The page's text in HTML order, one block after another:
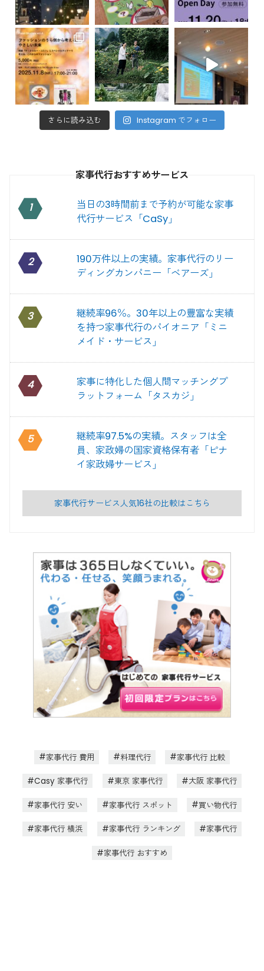
さらに読み込む Instagram でフォロー
家事代行おすすめサービス
1
当日の3時間前まで予約が可能な家事
代行サービス「CaSy」
2
190万件以上の実績。家事代行のリー
ディングカンパニー「ベアーズ」
3
継続率96％。30年以上の豊富な実績
を持つ家事代行のパイオニア「ミニ
メイド・サービス」
4
家事に特化した個人間マッチングプ
ラットフォーム「タスカジ」
5
継続率97.5%の実績。スタッフは全
員、家政婦の国家資格保有者「ピナ
イ家政婦サービス」
家事代行サービス人気16社の比較はこちら
家事代行 費用 料理代行 家事代行 比較
Casy 家事代行 東京 家事代行 大阪 家事代行
家事代行 安い 家事代行 スポット 買い物代行
家事代行 横浜 家事代行 ランキング 家事代行
家事代行 おすすめ